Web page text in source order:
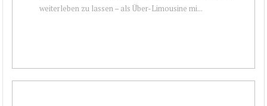
weiterleben zu lassen – als Über-Limousine mi...